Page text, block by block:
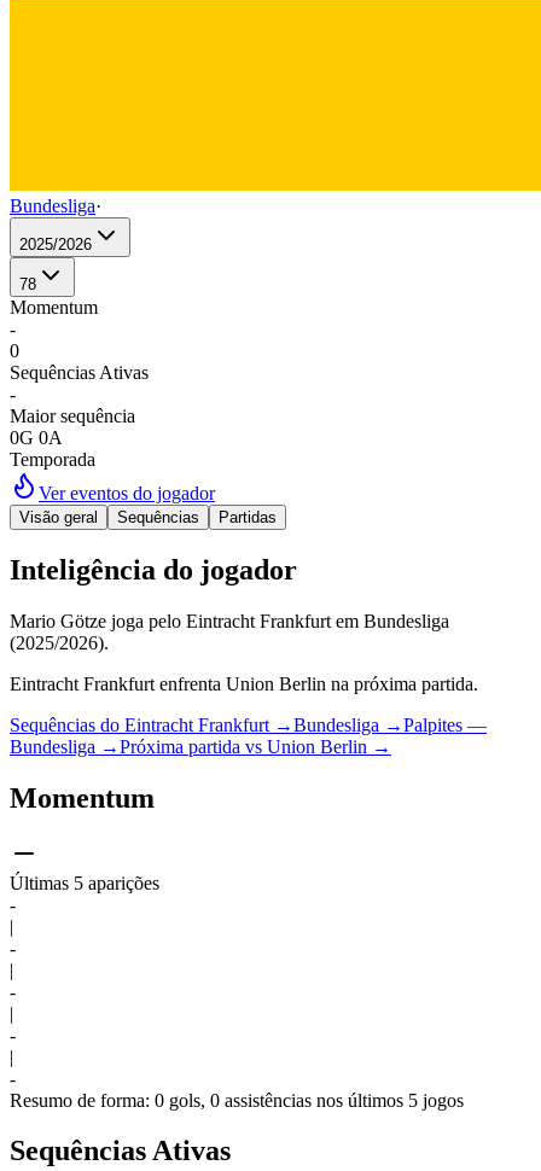
Bundesliga·
2025/2026
78
Momentum
-
0
Sequências Ativas
-
Maior sequência
0G 0A
Temporada
Ver eventos do jogador
Visão geral Sequências Partidas
Inteligência do jogador
Mario Götze joga pelo Eintracht Frankfurt em Bundesliga
(2025/2026).
Eintracht Frankfurt enfrenta Union Berlin na próxima partida.
Sequências do Eintracht Frankfurt →Bundesliga →Palpites —
Bundesliga →Próxima partida vs Union Berlin →
Momentum
Últimas 5 aparições
-
|
-
|
-
|
-
|
-
Resumo de forma: 0 gols, 0 assistências nos últimos 5 jogos
Sequências Ativas